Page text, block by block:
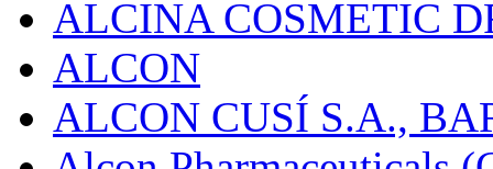
ALCINA COSMETIC
ALCON
ALCON CUSÍ S.A.,